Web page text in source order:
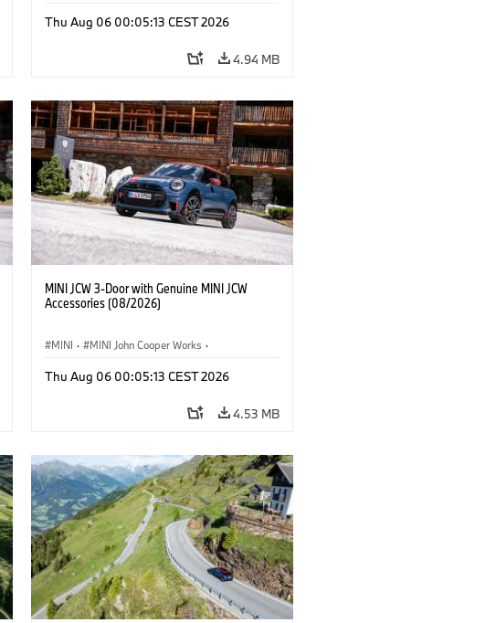
Optional Extras, Accessories
Thu Aug 06 00:05:13 CEST 2026
4.94 MB
MINI JCW 3-Door with Genuine MINI JCW
Accessories (08/2026)
MINI · MINI John Cooper Works ·
Optional Extras, Accessories
Thu Aug 06 00:05:13 CEST 2026
4.53 MB